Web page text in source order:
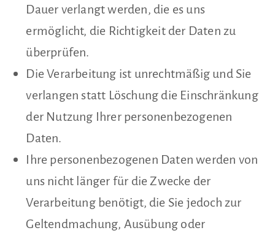
Dauer verlangt werden, die es uns
ermöglicht, die Richtigkeit der Daten zu
überprüfen.
Die Verarbeitung ist unrechtmäßig und Sie
verlangen statt Löschung die Einschränkung
der Nutzung Ihrer personenbezogenen
Daten.
Ihre personenbezogenen Daten werden von
uns nicht länger für die Zwecke der
Verarbeitung benötigt, die Sie jedoch zur
Geltendmachung, Ausübung oder